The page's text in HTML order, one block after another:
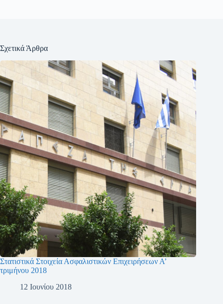
Σχετικά Άρθρα
Στατιστικά Στοιχεία Ασφαλιστικών Επιχειρήσεων Α’
τριμήνου 2018
12 Ιουνίου 2018